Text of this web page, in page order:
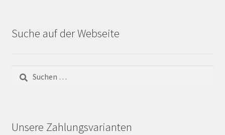
Suche auf der Webseite
Suchen
nach:
Unsere Zahlungsvarianten